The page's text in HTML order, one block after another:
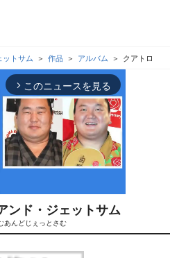
ットサム 作品 アルバム クアトロ
arrow_forward_ios このニュースを見る
M
ンド・ジェットサム
あんどじぇっとさむ